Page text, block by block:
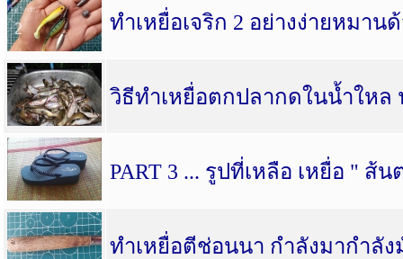
ทำเหยื่อเจริก 2 อย่างง่ายหมาน
วิธีทำเหยื่อตกปลากดในน้ำใหล
PART 3 ... รูปที่เหลือ เหยื่อ " ส้
ทำเหยื่อตีช่อนนา กำลังมากำลั